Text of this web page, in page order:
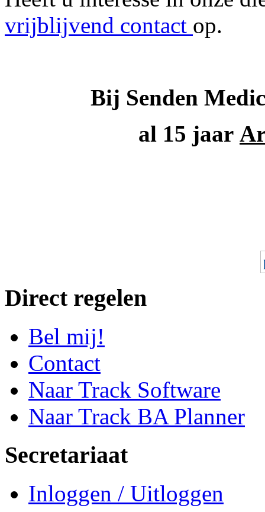
vrijblijvend contact op.
Bij Senden
al 15 jaar
Direct regelen
Bel mij!
Contact
Naar Track Software
Naar Track BA Planner
Secretariaat
Inloggen / Uitloggen